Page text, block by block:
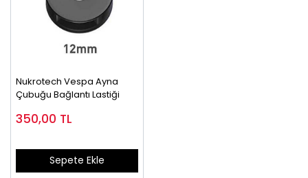
Nukrotech Vespa Ayna
Çubuğu Bağlantı Lastiği
350,00 TL
Sepete Ekle